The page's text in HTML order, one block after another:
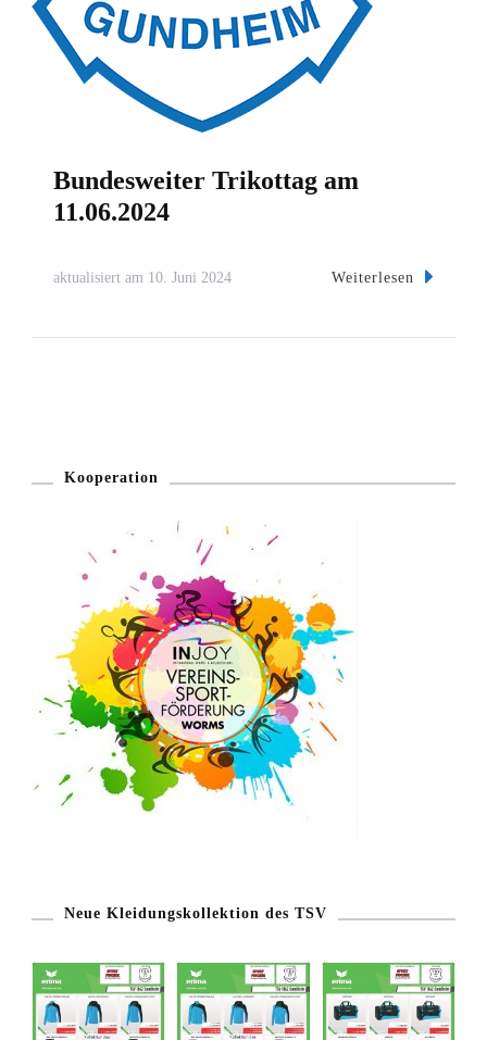
Bundesweiter Trikottag am
11.06.2024
aktualisiert am 10. Juni 2024 Weiterlesen
Kooperation
Neue Kleidungskollektion des TSV